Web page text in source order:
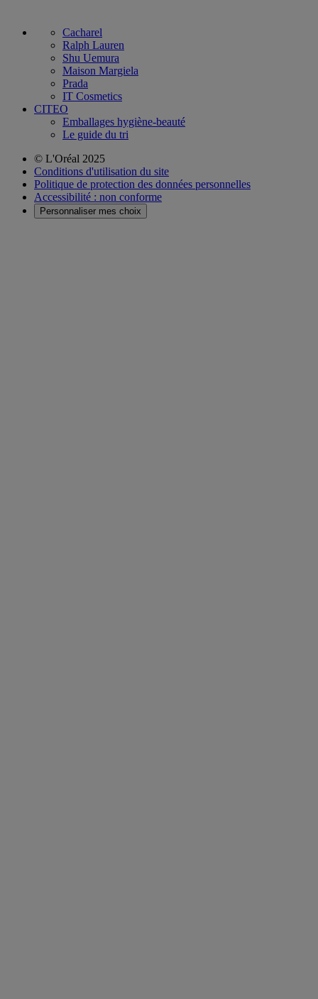
Cacharel
Ralph Lauren
Shu Uemura
Maison Margiela
Prada
IT Cosmetics
CITEO
Emballages hygiène-beauté
Le guide du tri
© L'Oréal 2025
Conditions d'utilisation du site
Politique de protection des données personnelles
Accessibilité : non conforme
Personnaliser mes choix